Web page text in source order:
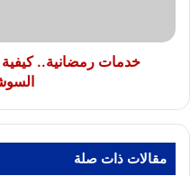
السوشيال
خدمات رمضانية.. كيفية
مقالات ذات صلة